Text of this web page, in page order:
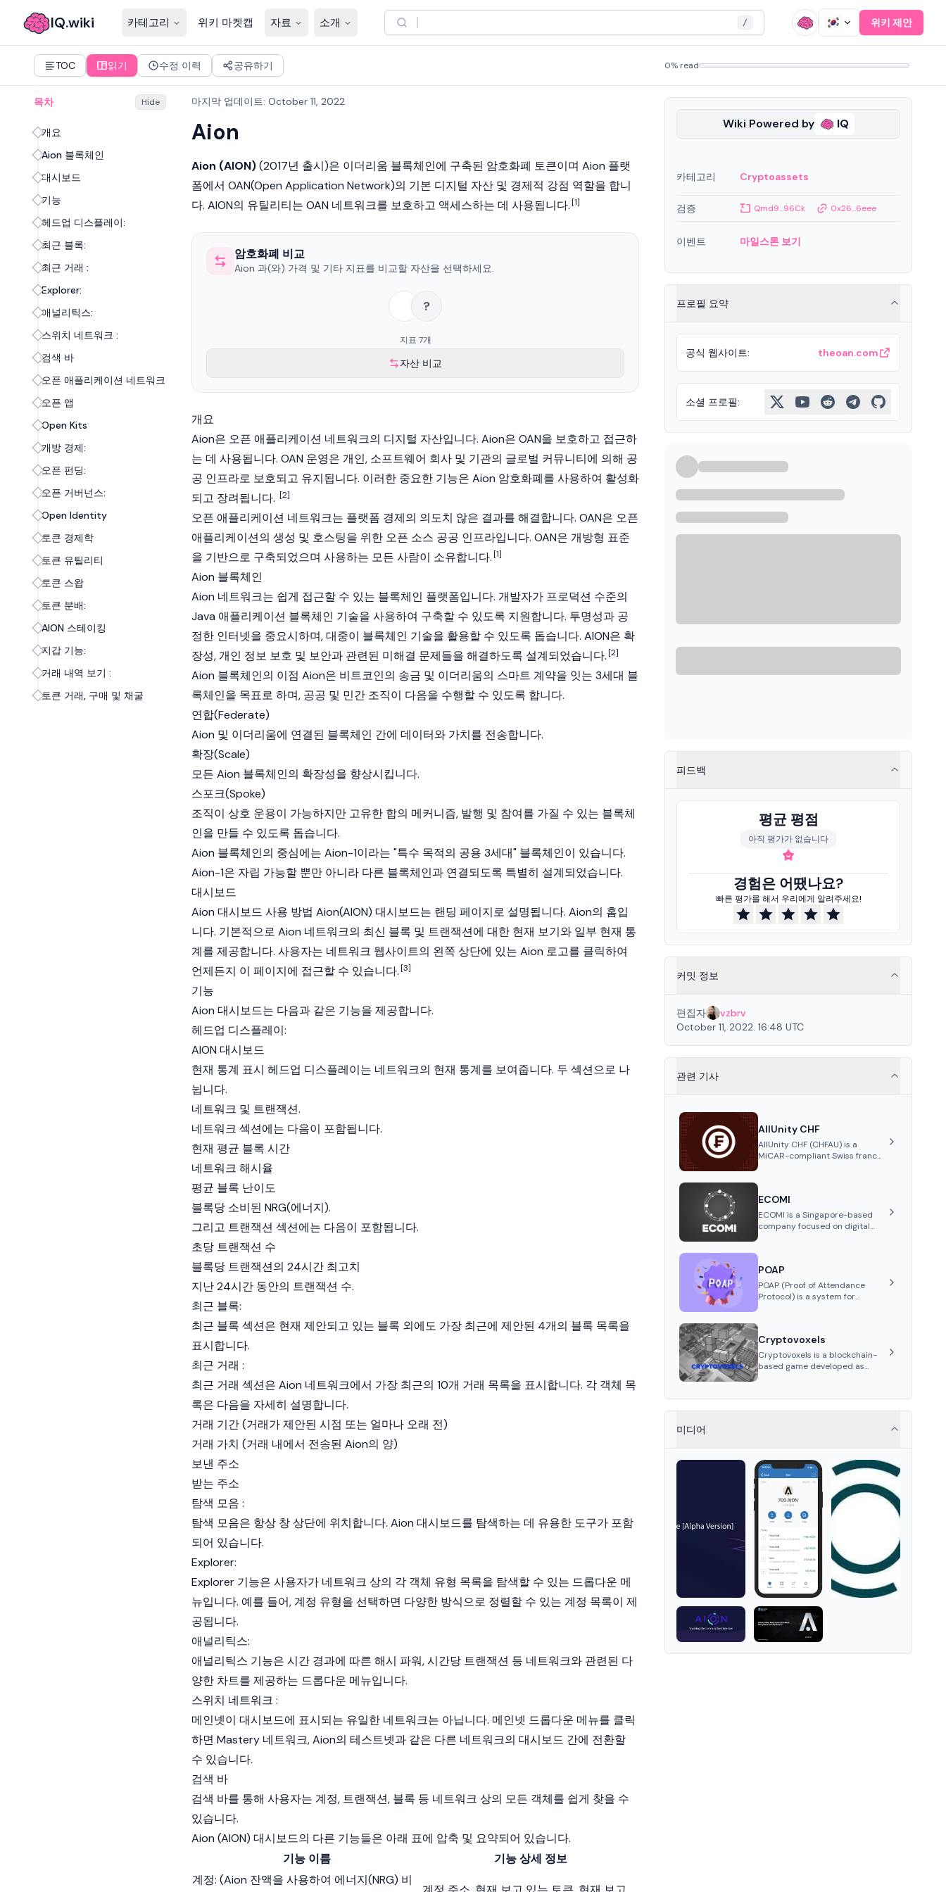
IQ.wiki 카테고리 위키 마켓캡 자료 소개 / 위키 제안
TOC 읽기 수정 이력 공유하기 0% read
목차 Hide
개요
Aion 블록체인
대시보드
기능
헤드업 디스플레이:
최근 블록:
최근 거래 :
Explorer:
애널리틱스:
스위치 네트워크 :
검색 바
오픈 애플리케이션 네트워크
오픈 앱
Open Kits
개방 경제:
오픈 펀딩:
오픈 거버넌스:
Open Identity
토큰 경제학
토큰 유틸리티
토큰 스왑
토큰 분배:
AION 스테이킹
지갑 기능:
거래 내역 보기 :
토큰 거래, 구매 및 채굴
마지막 업데이트: October 11, 2022
Aion
Aion (AION)(2017년 출시)은 이더리움 블록체인에 구축된 암호화폐 토큰이며 Aion 플랫
폼에서 OAN(Open Application Network)의 기본 디지털 자산 및 경제적 강점 역할을 합니
다. AION의 유틸리티는 OAN 네트워크를 보호하고 액세스하는 데 사용됩니다.[1]
암호화폐 비교
Aion 과(와) 가격 및 기타 지표를 비교할 자산을 선택하세요.
?
지표 7개
자산 비교
개요
Aion은 오픈 애플리케이션 네트워크의 디지털 자산입니다. Aion은 OAN을 보호하고 접근하
는 데 사용됩니다. OAN 운영은 개인, 소프트웨어 회사 및 기관의 글로벌 커뮤니티에 의해 공
공 인프라로 보호되고 유지됩니다. 이러한 중요한 기능은 Aion 암호화폐를 사용하여 활성화
되고 장려됩니다. [2]
오픈 애플리케이션 네트워크는 플랫폼 경제의 의도치 않은 결과를 해결합니다. OAN은 오픈
애플리케이션의 생성 및 호스팅을 위한 오픈 소스 공공 인프라입니다. OAN은 개방형 표준
을 기반으로 구축되었으며 사용하는 모든 사람이 소유합니다.[1]
Aion 블록체인
Aion 네트워크는 쉽게 접근할 수 있는 블록체인 플랫폼입니다. 개발자가 프로덕션 수준의
Java 애플리케이션 블록체인 기술을 사용하여 구축할 수 있도록 지원합니다. 투명성과 공
정한 인터넷을 중요시하며, 대중이 블록체인 기술을 활용할 수 있도록 돕습니다. AION은 확
장성, 개인 정보 보호 및 보안과 관련된 미해결 문제들을 해결하도록 설계되었습니다.[2]
Aion 블록체인의 이점 Aion은 비트코인의 송금 및 이더리움의 스마트 계약을 잇는 3세대 블
록체인을 목표로 하며, 공공 및 민간 조직이 다음을 수행할 수 있도록 합니다.
연합(Federate)
Aion 및 이더리움에 연결된 블록체인 간에 데이터와 가치를 전송합니다.
확장(Scale)
모든 Aion 블록체인의 확장성을 향상시킵니다.
스포크(Spoke)
조직이 상호 운용이 가능하지만 고유한 합의 메커니즘, 발행 및 참여를 가질 수 있는 블록체
인을 만들 수 있도록 돕습니다.
Aion 블록체인의 중심에는 Aion-1이라는 "특수 목적의 공용 3세대" 블록체인이 있습니다.
Aion-1은 자립 가능할 뿐만 아니라 다른 블록체인과 연결되도록 특별히 설계되었습니다.
대시보드
Aion 대시보드 사용 방법 Aion(AION) 대시보드는 랜딩 페이지로 설명됩니다. Aion의 홈입
니다. 기본적으로 Aion 네트워크의 최신 블록 및 트랜잭션에 대한 현재 보기와 일부 현재 통
계를 제공합니다. 사용자는 네트워크 웹사이트의 왼쪽 상단에 있는 Aion 로고를 클릭하여
언제든지 이 페이지에 접근할 수 있습니다.[3]
기능
Aion 대시보드는 다음과 같은 기능을 제공합니다.
헤드업 디스플레이:
AION 대시보드
현재 통계 표시 헤드업 디스플레이는 네트워크의 현재 통계를 보여줍니다. 두 섹션으로 나
뉩니다.
네트워크 및 트랜잭션.
네트워크 섹션에는 다음이 포함됩니다.
현재 평균 블록 시간
네트워크 해시율
평균 블록 난이도
블록당 소비된 NRG(에너지).
그리고 트랜잭션 섹션에는 다음이 포함됩니다.
초당 트랜잭션 수
블록당 트랜잭션의 24시간 최고치
지난 24시간 동안의 트랜잭션 수.
최근 블록:
최근 블록 섹션은 현재 제안되고 있는 블록 외에도 가장 최근에 제안된 4개의 블록 목록을
표시합니다.
최근 거래 :
최근 거래 섹션은 Aion 네트워크에서 가장 최근의 10개 거래 목록을 표시합니다. 각 객체 목
록은 다음을 자세히 설명합니다.
거래 기간 (거래가 제안된 시점 또는 얼마나 오래 전)
거래 가치 (거래 내에서 전송된 Aion의 양)
보낸 주소
받는 주소
탐색 모음 :
탐색 모음은 항상 창 상단에 위치합니다. Aion 대시보드를 탐색하는 데 유용한 도구가 포함
되어 있습니다.
Explorer:
Explorer 기능은 사용자가 네트워크 상의 각 객체 유형 목록을 탐색할 수 있는 드롭다운 메
뉴입니다. 예를 들어, 계정 유형을 선택하면 다양한 방식으로 정렬할 수 있는 계정 목록이 제
공됩니다.
애널리틱스:
애널리틱스 기능은 시간 경과에 따른 해시 파워, 시간당 트랜잭션 등 네트워크와 관련된 다
양한 차트를 제공하는 드롭다운 메뉴입니다.
스위치 네트워크 :
메인넷이 대시보드에 표시되는 유일한 네트워크는 아닙니다. 메인넷 드롭다운 메뉴를 클릭
하면 Mastery 네트워크, Aion의 테스트넷과 같은 다른 네트워크의 대시보드 간에 전환할
수 있습니다.
검색 바
검색 바를 통해 사용자는 계정, 트랜잭션, 블록 등 네트워크 상의 모든 객체를 쉽게 찾을 수
있습니다.
Aion (AION) 대시보드의 다른 기능들은 아래 표에 압축 및 요약되어 있습니다.
기능 이름
기능 상세 정보
계정: (Aion 잔액을 사용하여 에너지(NRG) 비
Wiki Powered by IQ
카테고리 Cryptoassets
검증 Qmd9...96Ck 0x26...6eee
이벤트 마일스톤 보기
프로필 요약
공식 웹사이트: theoan.com
소셜 프로필:
피드백
평균 평점
아직 평가가 없습니다
경험은 어땠나요?
빠른 평가를 해서 우리에게 알려주세요!
커밋 정보
편집자
vzbrv
October 11, 2022. 16:48 UTC
관련 기사
AllUnity CHF
AllUnity CHF (CHFAU) is a
MiCAR-compliant Swiss franc
the first regulated CHF
stablecoin on Solana.
ECOMI
ECOMI is a Singapore-based
company focused on digital
showcasing, and managing
digital assets.
POAP
POAP (Proof of Attendance
Protocol) is a system for
verifiable proof of attendance
at vir...
Cryptovoxels
Cryptovoxels is a blockchain-
based game developed as
properties as NFT tokens.
미디어